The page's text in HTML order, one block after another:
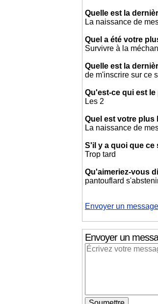
Quelle est la
La naissance de
Quel a été votre
Survivre à la
Quelle est la
de m'inscrire sur ce
Qu'est-ce qui est
Les 2
Quel est votre plus
La naissance de
S'il y a quoi que ce
Trop tard
Qu'aimeriez-vous
pantouflard
Envoyer un message
Envoyer un